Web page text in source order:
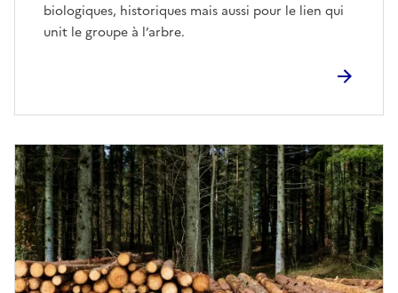
biologiques, historiques mais aussi pour le lien qui
unit le groupe à l’arbre.